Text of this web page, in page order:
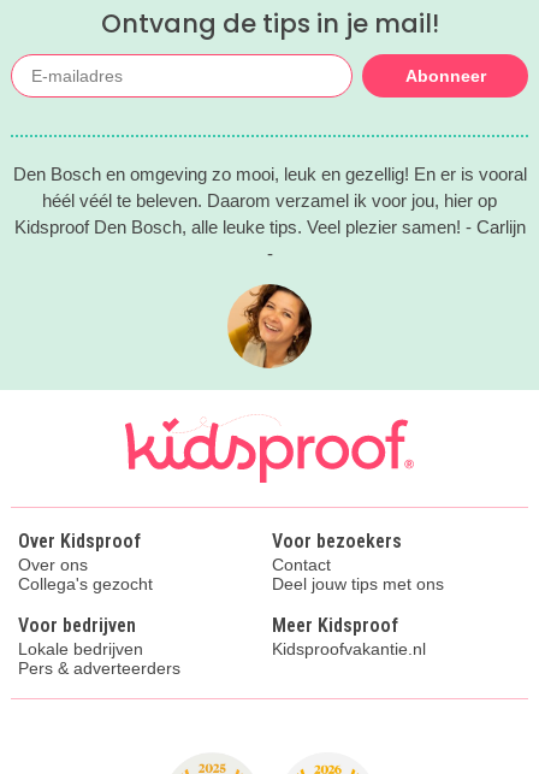
de festivaldag die het beste bij jullie
gezin past.
Ontvang de tips in je mail!
Abonneer
Den Bosch en omgeving zo mooi, leuk en gezellig! En er is vooral
héél véél te beleven. Daarom verzamel ik voor jou, hier op
Kidsproof Den Bosch, alle leuke tips. Veel plezier samen! - Carlijn
-
Over Kidsproof
Over ons
Collega's gezocht
Voor bezoekers
Contact
Deel jouw tips met ons
Voor bedrijven
Lokale bedrijven
Pers & adverteerders
Meer Kidsproof
Kidsproofvakantie.nl